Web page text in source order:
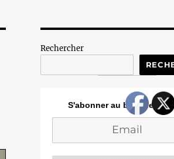
Rechercher
S'abonner au blog de